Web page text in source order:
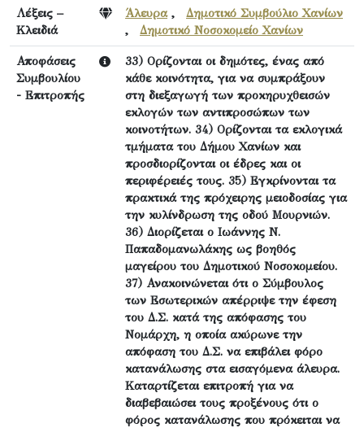
Λέξεις –
Κλειδιά
Άλευρα, Δημοτικό Συμβούλιο Χανίων
, Δημοτικό Νοσοκομείο Χανίων
Αποφάσεις
Συμβουλίου
- Επιτροπής
33) Ορίζονται οι δημότες, ένας από
κάθε κοινότητα, για να συμπράξουν
στη διεξαγωγή των προκηρυχθεισών
εκλογών των αντιπροσώπων των
κοινοτήτων. 34) Ορίζονται τα εκλογικά
τμήματα του Δήμου Χανίων και
προσδιορίζονται οι έδρες και οι
περιφέρειές τους. 35) Εγκρίνονται τα
πρακτικά της πρόχειρης μειοδοσίας για
την κυλίνδρωση της οδού Μουρνιών.
36) Διορίζεται ο Ιωάννης Ν.
Παπαδομανωλάκης ως βοηθός
μαγείρου του Δημοτικού Νοσοκομείου.
37) Ανακοινώνεται ότι ο Σύμβουλος
των Εσωτερικών απέρριψε την έφεση
του Δ.Σ. κατά της απόφασης του
Νομάρχη, η οποία ακύρωνε την
απόφαση του Δ.Σ. να επιβάλει φόρο
κατανάλωσης στα εισαγόμενα άλευρα.
Καταρτίζεται επιτροπή για να
διαβεβαιώσει τους προξένους ότι ο
φόρος κατανάλωσης που πρόκειται να